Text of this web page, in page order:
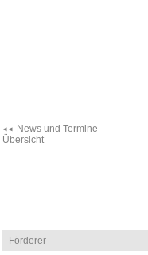
News und Termine
Übersicht
Förderer